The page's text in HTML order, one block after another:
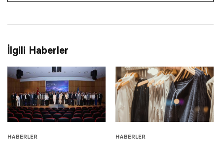
İlgili Haberler
HABERLER HABERLER